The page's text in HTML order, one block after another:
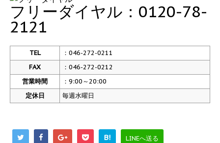
フリーダイヤル：0120-78-
2121
TEL
：046-272-0211
FAX
：046-272-0212
営業時間
：9:00～20:00
定休日
毎週水曜日
B! LINEへ送る